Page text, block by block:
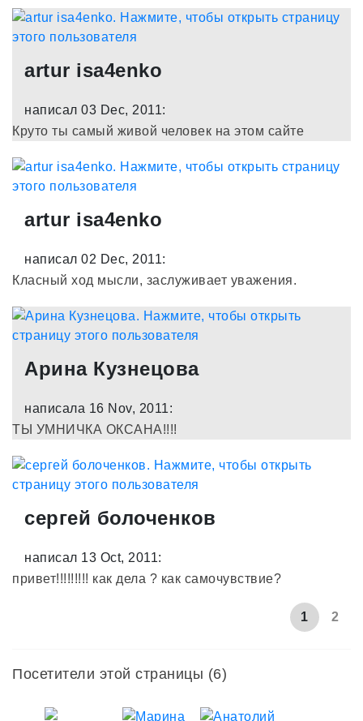
artur isa4enko
написал 03 Dec, 2011:
Круто ты самый живой человек на этом сайте
artur isa4enko
написал 02 Dec, 2011:
Класный ход мысли, заслуживает уважения.
Арина Кузнецова
написала 16 Nov, 2011:
ТЫ УМНИЧКА ОКСАНА!!!!
сергей болоченков
написал 13 Oct, 2011:
привет!!!!!!!!! как дела ? как самочувствие?
1 2
Посетители этой страницы (6)